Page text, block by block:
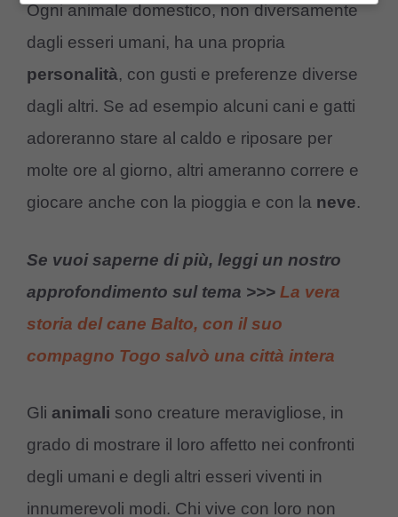
Ogni animale domestico, non diversamente
dagli esseri umani, ha una propria
personalità, con gusti e preferenze diverse
dagli altri. Se ad esempio alcuni cani e gatti
adoreranno stare al caldo e riposare per
molte ore al giorno, altri ameranno correre e
giocare anche con la pioggia e con la neve.
Se vuoi saperne di più, leggi un nostro
approfondimento sul tema >>> La vera
storia del cane Balto, con il suo
compagno Togo salvò una città intera
Gli animali sono creature meravigliose, in
grado di mostrare il loro affetto nei confronti
degli umani e degli altri esseri viventi in
innumerevoli modi. Chi vive con loro non